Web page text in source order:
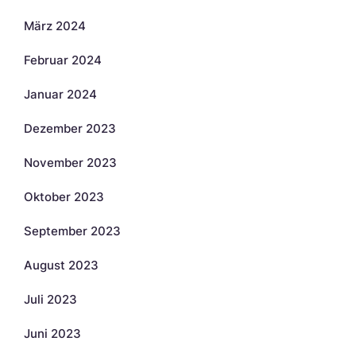
März 2024
Februar 2024
Januar 2024
Dezember 2023
November 2023
Oktober 2023
September 2023
August 2023
Juli 2023
Juni 2023